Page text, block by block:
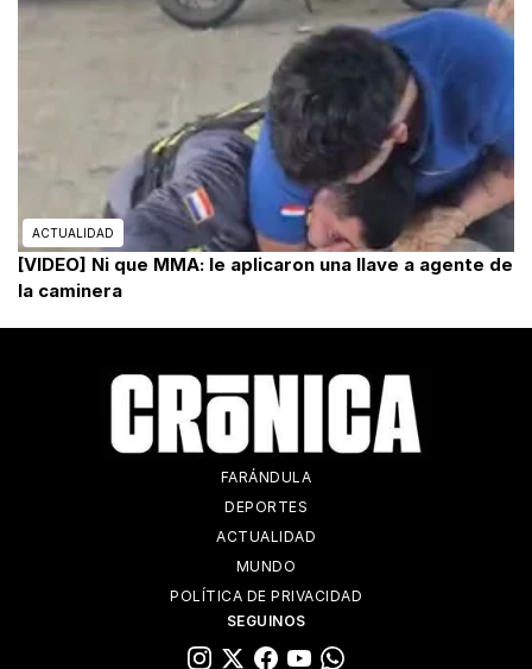
ACTUALIDAD
[VIDEO] Ni que MMA: le aplicaron una llave a agente de
la caminera
FARÁNDULA
DEPORTES
ACTUALIDAD
MUNDO
POLÍTICA DE PRIVACIDAD
SEGUINOS